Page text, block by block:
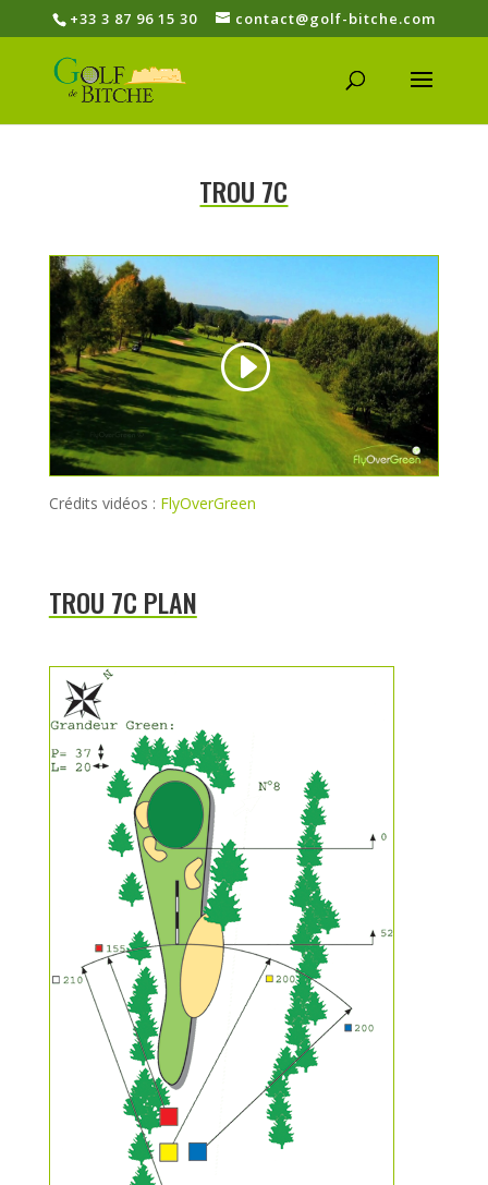
+33 3 87 96 15 30 contact@golf-bitche.com
TROU 7C
Crédits vidéos : FlyOverGreen
TROU 7C PLAN